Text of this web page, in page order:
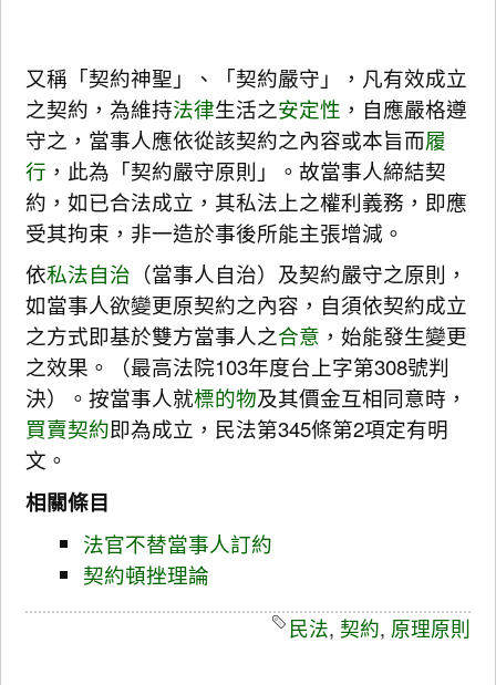
又稱「契約神聖」、「契約嚴守」，凡有效成立
之契約，為維持法律生活之安定性 ，自應嚴格遵
守之，當事人應依從該契約之內容或本旨而履
行 ，此為「契約嚴守原則」。故當事人締結契
約，如已合法成立，其私法上之權利義務，即應
受其拘束，非一造於事後所能主張增減。
依私法自治 （當事人自治）及契約嚴守之原則，
如當事人欲變更原契約之內容，自須依契約成立
之方式即基於雙方當事人之合意 ，始能發生變更
之效果。（最高法院103年度台上字第308號判
決）。按當事人就標的物及其價金互相同意時，
買賣契約即為成立，民法第345條第2項定有明
文。
相關條目
法官不替當事人訂約
契約頓挫理論
民法, 契約, 原理原則